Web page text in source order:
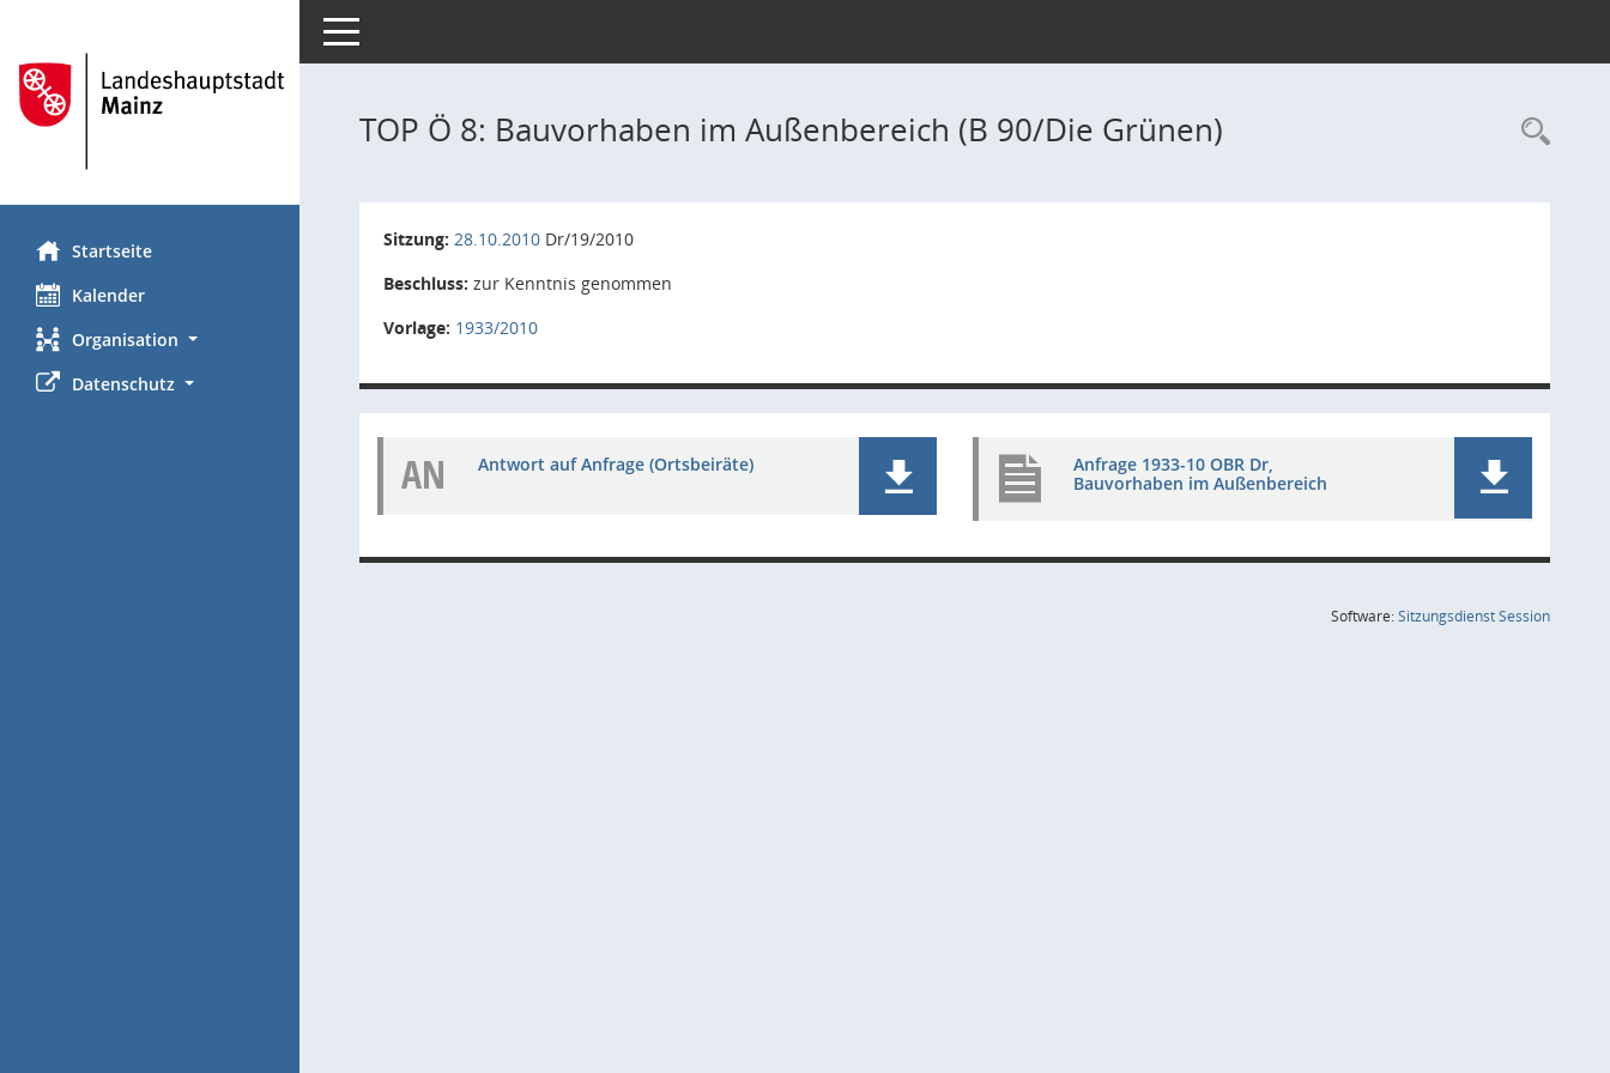
Startseite
Kalender
Organisation
Datenschutz
Toggle navigation
TOP Ö 8: Bauvorhaben im Außenbereich (B 90/Die Grünen)
Sitzung: 28.10.2010 Dr/19/2010
Beschluss: zur Kenntnis genommen
Vorlage: 1933/2010
AN Antwort auf Anfrage (Ortsbeiräte)
Anfrage 1933-10 OBR Dr,
Bauvorhaben im Außenbereich
Software:SitzungsdienstSession(Wird in